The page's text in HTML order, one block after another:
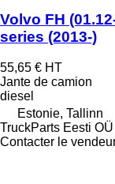
Volvo FH
series (2013-)
55,65 € HT
Jante de camion
diesel
Estonie, Tallinn
TruckParts Eesti OÜ
Contacter le